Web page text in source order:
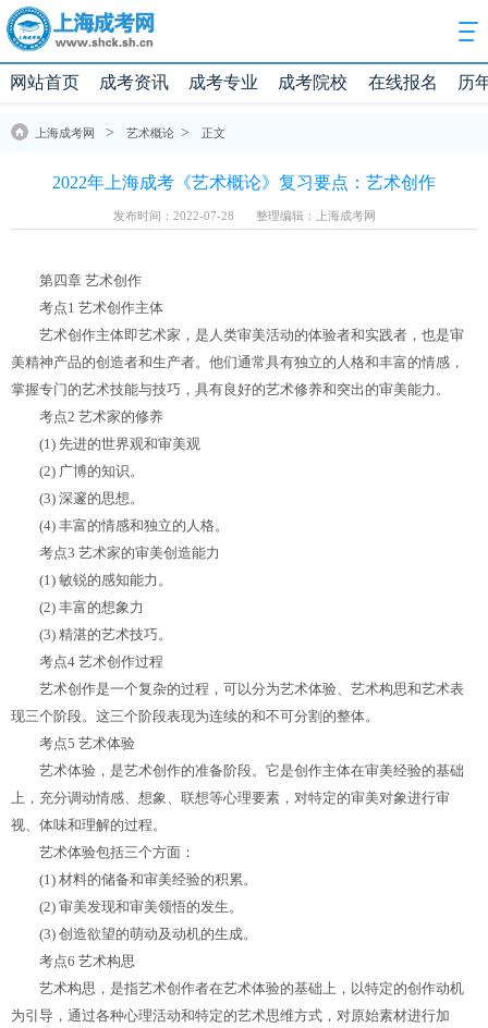
网站首页 成考资讯 成考专业 成考院校 在线报名 历
上海成考网 > 艺术概论 > 正文
2022年上海成考《艺术概论》复习要点：艺术创作
发布时间：2022-07-28 整理编辑：上海成考网
第四章 艺术创作
考点1 艺术创作主体
艺术创作主体即艺术家，是人类审美活动的体验者和实践者，也是审
美精神产品的创造者和生产者。他们通常具有独立的人格和丰富的情感，
掌握专门的艺术技能与技巧，具有良好的艺术修养和突出的审美能力。
考点2 艺术家的修养
(1) 先进的世界观和审美观
(2) 广博的知识。
(3) 深邃的思想。
(4) 丰富的情感和独立的人格。
考点3 艺术家的审美创造能力
(1) 敏锐的感知能力。
(2) 丰富的想象力
(3) 精湛的艺术技巧。
考点4 艺术创作过程
艺术创作是一个复杂的过程，可以分为艺术体验、艺术构思和艺术表
现三个阶段。这三个阶段表现为连续的和不可分割的整体。
考点5 艺术体验
艺术体验，是艺术创作的准备阶段。它是创作主体在审美经验的基础
上，充分调动情感、想象、联想等心理要素，对特定的审美对象进行审
视、体味和理解的过程。
艺术体验包括三个方面：
(1) 材料的储备和审美经验的积累。
(2) 审美发现和审美领悟的发生。
(3) 创造欲望的萌动及动机的生成。
考点6 艺术构思
艺术构思，是指艺术创作者在艺术体验的基础上，以特定的创作动机
为引导，通过各种心理活动和特定的艺术思维方式，对原始素材进行加